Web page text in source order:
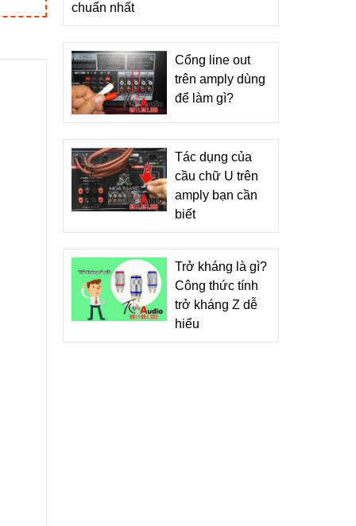
chuẩn nhất
Cổng line out
trên amply dùng
để làm gì?
Tác dụng của
cầu chữ U trên
amply bạn cần
biết
Trở kháng là gì?
Công thức tính
trở kháng Z dễ
hiểu